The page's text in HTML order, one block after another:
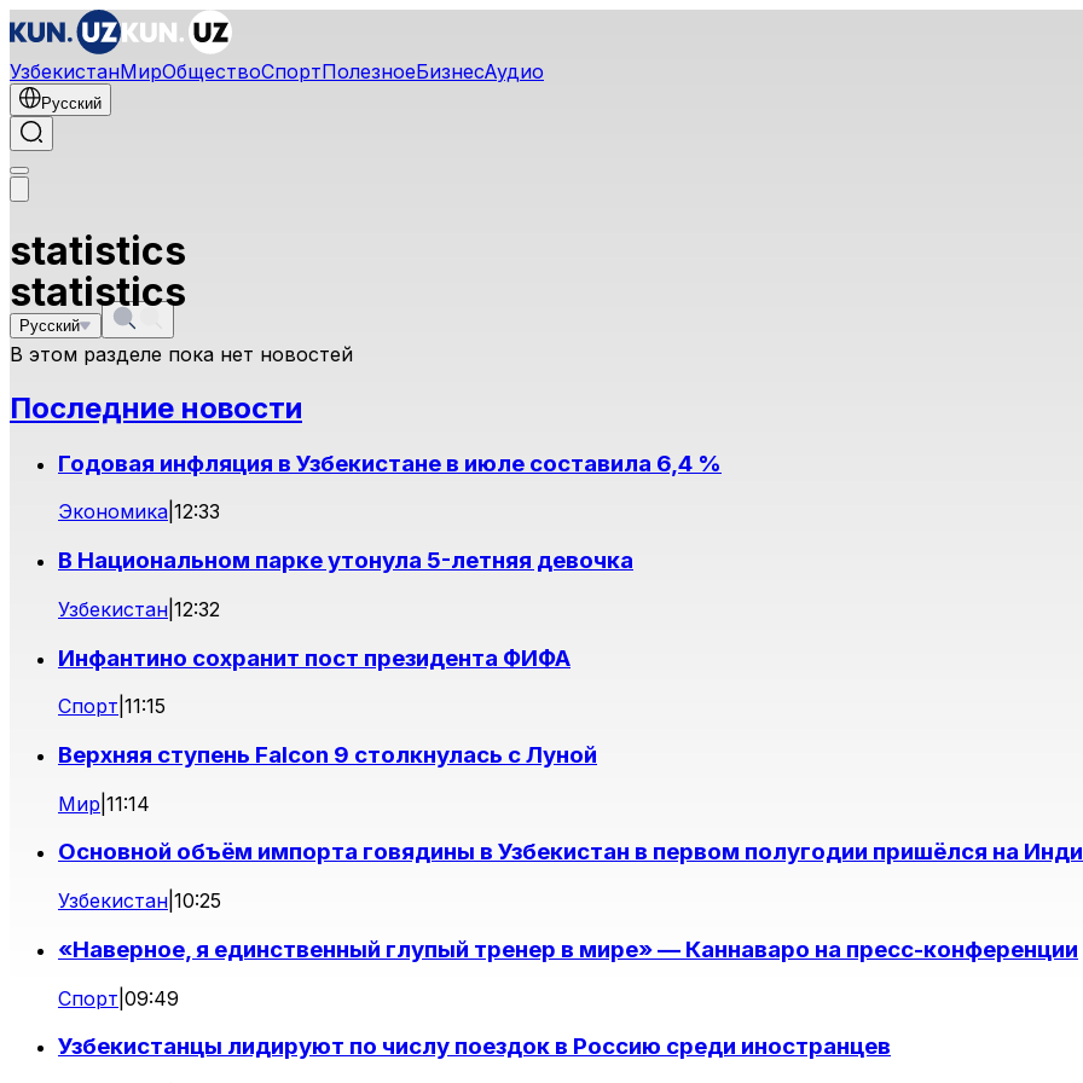
УзбекистанМирОбществоСпортПолезноеБизнесАудио
Русский
statistics
Русский
statistics
В этом разделе пока нет новостей
Последние новости
Годовая инфляция в Узбекистане в июле составила 6,4 %
Экономика 12:33
В Национальном парке утонула 5-летняя девочка
Узбекистан 12:32
Инфантино сохранит пост президента ФИФА
Спорт 11:15
Верхняя ступень Falcon 9 столкнулась с Луной
Мир 11:14
Основной объём импорта говядины в Узбекистан в первом полугодии пришёлся на
Узбекистан 10:25
«Наверное, я единственный глупый тренер в мире» — Каннаваро на пресс-конференции
Спорт 09:49
Узбекистанцы лидируют по числу поездок в Россию среди иностранцев